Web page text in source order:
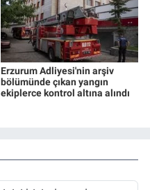
Erzurum Adliyesi'nin arşiv
bölümünde çıkan yangın
ekiplerce kontrol altına alındı